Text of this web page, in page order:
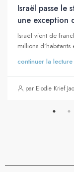
Israël passe le
une exception
Israël vient de
millions
continuer la lecture
par Elodie Krief